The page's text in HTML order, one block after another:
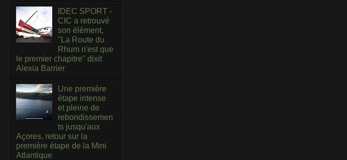
IDEC SPORT -
CIC a retrouvé
son élément,
"La Route du
Rhum n'est que
le premier chapitre" dixit
Alexia Barrier
Une première
étape intense
et pleine de
rebondissemen
ts jusqu'aux
Açores, retour sur la
première étape de la Mini
Atlantique